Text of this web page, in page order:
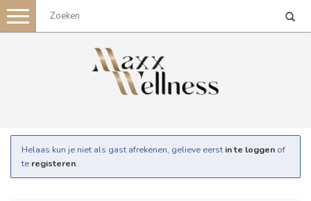
Toggle
navigation
Helaas kun je niet als gast afrekenen, gelieve eerst in te loggen of
te registeren.